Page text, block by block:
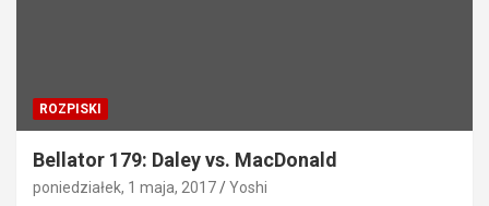
ROZPISKI
Bellator 179: Daley vs. MacDonald
poniedziałek, 1 maja, 2017 Yoshi